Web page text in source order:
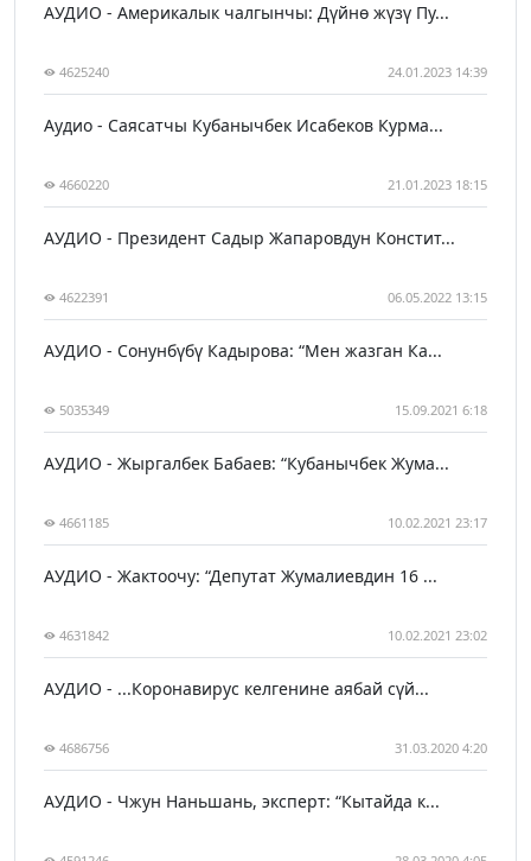
АУДИО - Америкалык чалгынчы: Дүйнө жүзү Пу...
4625240 24.01.2023 14:39
Аудио - Саясатчы Кубанычбек Исабеков Курма...
4660220 21.01.2023 18:15
АУДИО - Президент Садыр Жапаровдун Констит...
4622391 06.05.2022 13:15
АУДИО - Сонунбүбү Кадырова: “Мен жазган Ка...
5035349 15.09.2021 6:18
АУДИО - Жыргалбек Бабаев: “Кубанычбек Жума...
4661185 10.02.2021 23:17
АУДИО - Жактоочу: “Депутат Жумалиевдин 16 ...
4631842 10.02.2021 23:02
АУДИО - ...Коронавирус келгенине аябай сүй...
4686756 31.03.2020 4:20
АУДИО - Чжун Наньшань, эксперт: “Кытайда к...